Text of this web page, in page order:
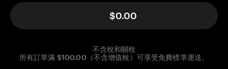
$0.00
不含稅和關稅
所有訂單滿 $100.00（不含增值稅）可享受免費標準運送。